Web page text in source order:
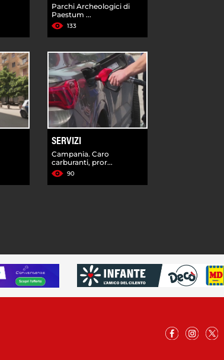
Parchi Archeologici di
Paestum ...
133
SERVIZI
Campania. Caro
carburanti, pror...
90